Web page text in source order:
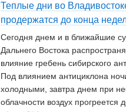
Теплые дни во
продержатся до конца
Сегодня днем и в ближайшие
Дальнего Востока
влияние гребень сибирского
Под влиянием антициклона
холодными, завтра днем при
облачности воздух прогреется